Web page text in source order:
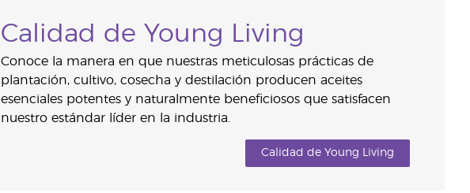
Calidad de Young Living
Conoce la manera en que nuestras meticulosas prácticas de
plantación, cultivo, cosecha y destilación producen aceites
esenciales potentes y naturalmente beneficiosos que satisfacen
nuestro estándar líder en la industria.
Calidad de Young Living